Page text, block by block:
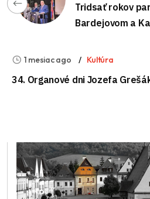
Tridsať rokov
Bardejovom a
1 mesiac ago Kultúra
34. Organové dni Jozefa